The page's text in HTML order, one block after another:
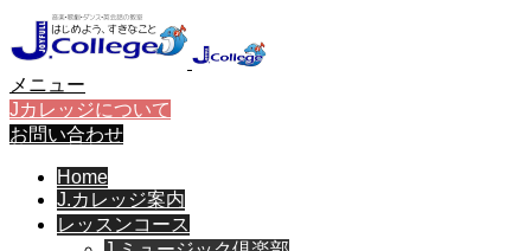
メニュー
Jカレッジについて
お問い合わせ
Home
J.カレッジ案内
レッスンコース